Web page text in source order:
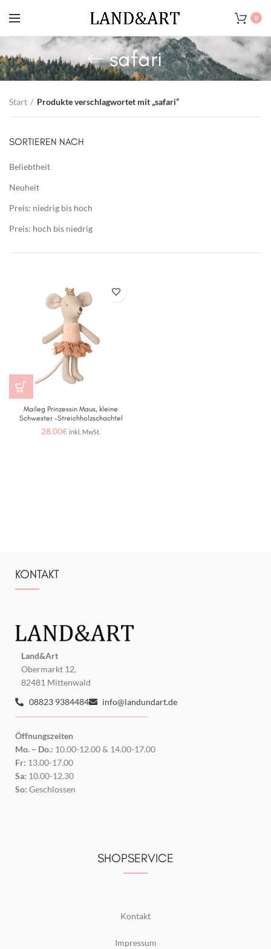
0
safari
Start Produkte verschlagwortet mit „safari“
SORTIEREN NACH
Beliebtheit
Neuheit
Preis: niedrig bis hoch
Preis: hoch bis niedrig
Maileg Prinzessin Maus, kleine
Schwester -Streichholzschachtel
28.00€ inkl. MwSt.
KONTAKT
Land&Art
Obermarkt 12,
82481 Mittenwald
08823 9384484
info@landundart.de
Öffnungszeiten
Mo. – Do.: 10.00-12.00 & 14.00-17.00
Fr: 13.00-17.00
Sa: 10.00-12.30
So: Geschlossen
SHOPSERVICE
Kontakt
Impressum